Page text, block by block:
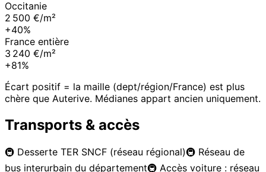
Occitanie
2 500 €/m²
+40%
France entière
3 240 €/m²
+81%
Écart positif = la maille (dept/région/France) est plus
chère que Auterive. Médianes appart ancien uniquement.
Transports & accès
🚇 Desserte TER SNCF (réseau régional)🚇 Réseau de
bus interurbain du département🚇 Accès voiture : réseau